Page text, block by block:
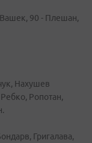
90 - Плешан,
Нахушев
Ропотан,
Григалава,